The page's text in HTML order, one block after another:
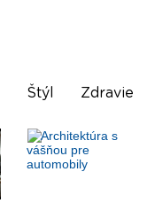
Štýl Zdravie